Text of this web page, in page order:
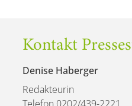
Kontakt
Denise Haberger
Redakteurin